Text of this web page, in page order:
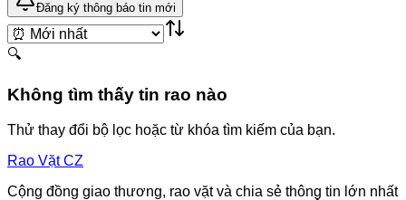
Đăng ký thông báo tin mới
🔍
Không tìm thấy tin rao nào
Thử thay đổi bộ lọc hoặc từ khóa tìm kiếm của bạn.
Rao VặtCZ
Cộng đồng giao thương, rao vặt và chia sẻ thông tin lớn nhất